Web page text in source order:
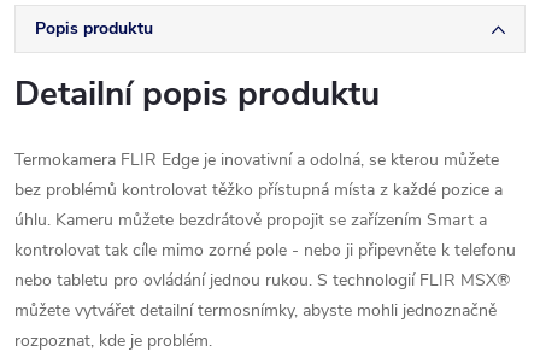
Popis produktu
Detailní popis produktu
Termokamera FLIR Edge je inovativní a odolná, se kterou můžete
bez problémů kontrolovat těžko přístupná místa z každé pozice a
úhlu. Kameru můžete bezdrátově propojit se zařízením Smart a
kontrolovat tak cíle mimo zorné pole - nebo ji připevněte k telefonu
nebo tabletu pro ovládání jednou rukou. S technologií FLIR MSX®
můžete vytvářet detailní termosnímky, abyste mohli jednoznačně
rozpoznat, kde je problém.